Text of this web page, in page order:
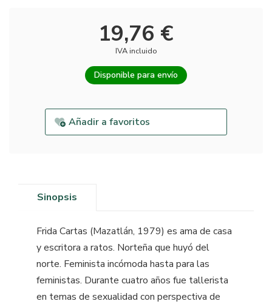
19,76 €
IVA incluido
Disponible para envío
Añadir a favoritos
Sinopsis
Frida Cartas (Mazatlán, 1979) es ama de casa
y escritora a ratos. Norteña que huyó del
norte. Feminista incómoda hasta para las
feministas. Durante cuatro años fue tallerista
en temas de sexualidad con perspectiva de